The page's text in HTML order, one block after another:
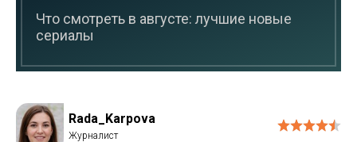
Что смотреть в августе: лучшие новые
сериалы
Rada_Karpova